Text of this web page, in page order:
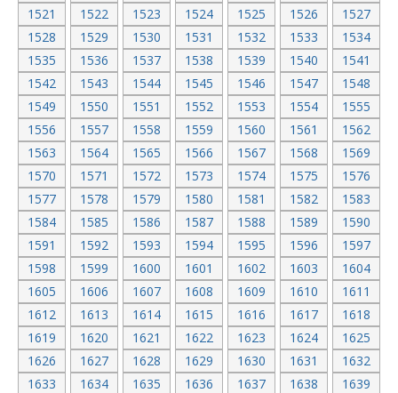
1521
1522 1523 1524 1525 1526
1527
1528
1529 1530 1531 1532 1533
1534
1535
1536 1537 1538 1539 1540
1541
1542
1543 1544 1545 1546 1547
1548
1549
1550 1551 1552 1553 1554
1555
1556
1557 1558 1559 1560 1561
1562
1563
1564 1565 1566 1567 1568
1569
1570
1571 1572 1573 1574 1575
1576
1577
1578 1579 1580 1581 1582
1583
1584
1585 1586 1587 1588 1589
1590
1591
1592 1593 1594 1595 1596
1597
1598
1599 1600 1601 1602 1603
1604
1605
1606 1607 1608 1609 1610
1611
1612
1613 1614 1615 1616 1617
1618
1619
1620 1621 1622 1623 1624
1625
1626
1627 1628 1629 1630 1631
1632
1633
1634 1635 1636 1637 1638
1639